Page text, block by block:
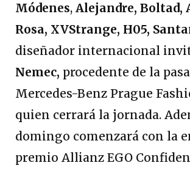
Módenes, Alejandre, Boltad,
Rosa, XVStrange, H05,
diseñador internacional
Nemec, procedente de la
Mercedes-Benz Prague
quien cerrará la jornada.
domingo comenzará con la
premio Allianz EGO